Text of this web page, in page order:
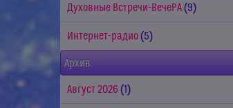
Духовные Встречи-ВечеРА (9)
Интернет-радио (5)
Архив
Август 2026 (1)